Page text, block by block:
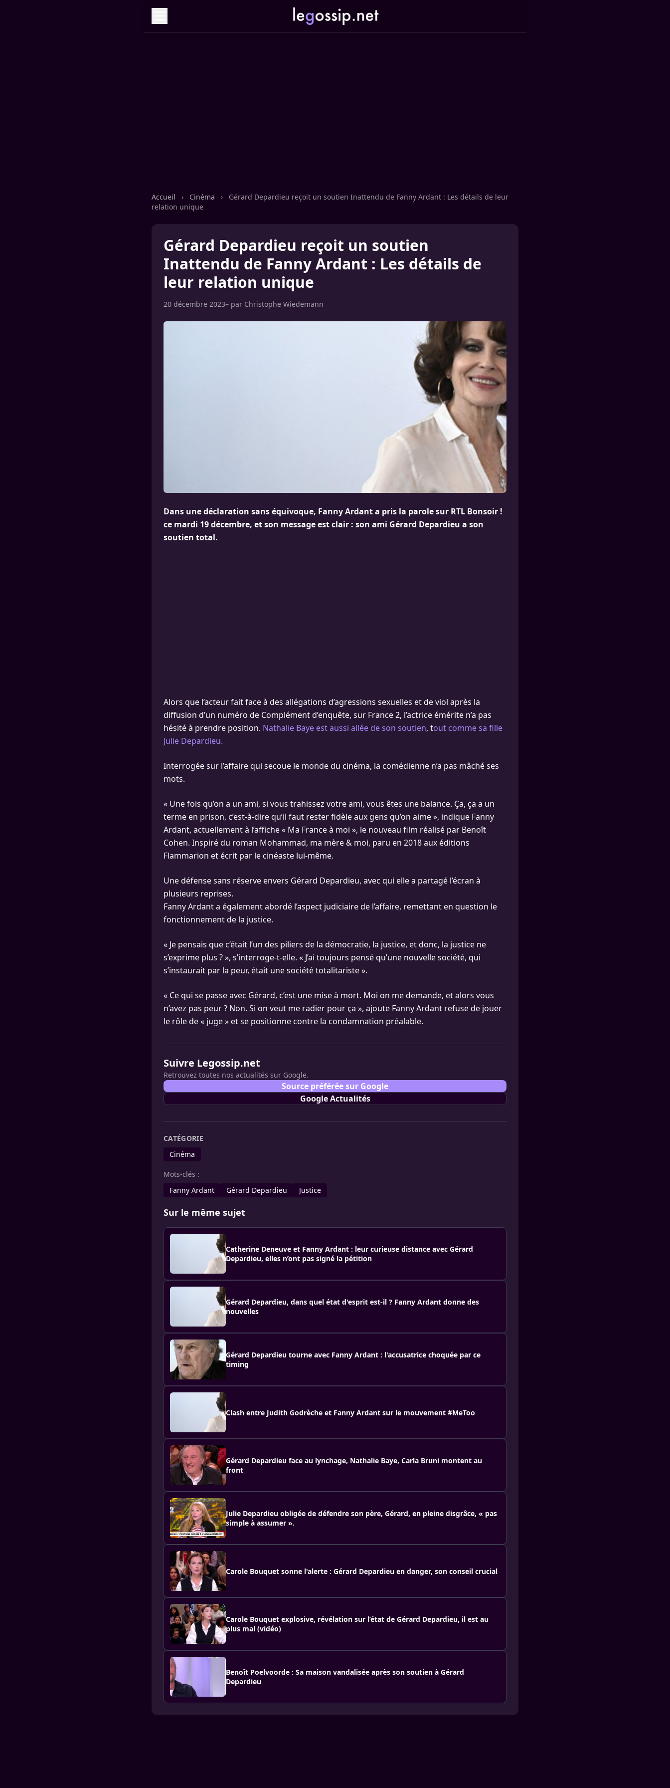
Accueil › Cinéma ›
Gérard Depardieu reçoit un soutien Inattendu de Fanny Ardant : Les détails de leur
relation unique
Gérard Depardieu reçoit un soutien
Inattendu de Fanny Ardant : Les détails de
leur relation unique
20 décembre 2023– par Christophe Wiedemann
Dans une déclaration sans équivoque, Fanny Ardant a pris la parole sur RTL Bonsoir !
ce mardi 19 décembre, et son message est clair : son ami Gérard Depardieu a son
soutien total.
Alors que l’acteur fait face à des allégations d’agressions sexuelles et de viol après la
diffusion d’un numéro de Complément d’enquête, sur France 2, l’actrice émérite n’a pas
hésité à prendre position. Nathalie Baye est aussi allée de son soutien, tout comme sa fille
Julie Depardieu.
Interrogée sur l’affaire qui secoue le monde du cinéma, la comédienne n’a pas mâché ses
mots.
« Une fois qu’on a un ami, si vous trahissez votre ami, vous êtes une balance. Ça, ça a un
terme en prison, c’est-à-dire qu’il faut rester fidèle aux gens qu’on aime », indique Fanny
Ardant, actuellement à l’affiche « Ma France à moi », le nouveau film réalisé par Benoît
Cohen. Inspiré du roman Mohammad, ma mère & moi, paru en 2018 aux éditions
Flammarion et écrit par le cinéaste lui-même.
Une défense sans réserve envers Gérard Depardieu, avec qui elle a partagé l’écran à
plusieurs reprises.
Fanny Ardant a également abordé l’aspect judiciaire de l’affaire, remettant en question le
fonctionnement de la justice.
« Je pensais que c’était l’un des piliers de la démocratie, la justice, et donc, la justice ne
s’exprime plus ? », s’interroge-t-elle. « J’ai toujours pensé qu’une nouvelle société, qui
s’instaurait par la peur, était une société totalitariste ».
« Ce qui se passe avec Gérard, c’est une mise à mort. Moi on me demande, et alors vous
n’avez pas peur ? Non. Si on veut me radier pour ça », ajoute Fanny Ardant refuse de jouer
le rôle de « juge » et se positionne contre la condamnation préalable.
Suivre Legossip.net
Retrouvez toutes nos actualités sur Google.
Source préférée sur Google
Google Actualités
CATÉGORIE
Cinéma
Mots-clés :
Fanny Ardant
Gérard Depar­dieu Justice
Sur le même sujet
Catherine Deneuve et Fanny Ardant : leur curieuse distance avec Gérard
Depardieu, elles n’ont pas signé la pétition
Gérard Depardieu, dans quel état d'esprit est-il ? Fanny Ardant donne des
nouvelles
Gérard Depardieu tourne avec Fanny Ardant : l'accusatrice choquée par ce
timing
Clash entre Judith Godrèche et Fanny Ardant sur le mouvement #MeToo
Gérard Depardieu face au lynchage, Nathalie Baye, Carla Bruni montent au
front
Julie Depardieu obligée de défendre son père, Gérard, en pleine disgrâce, « pas
simple à assumer ».
Carole Bouquet sonne l'alerte : Gérard Depardieu en danger, son conseil crucial
Carole Bouquet explosive, révélation sur l’état de Gérard Depardieu, il est au
plus mal (vidéo)
Benoît Poelvoorde : Sa maison vandalisée après son soutien à Gérard
Depardieu